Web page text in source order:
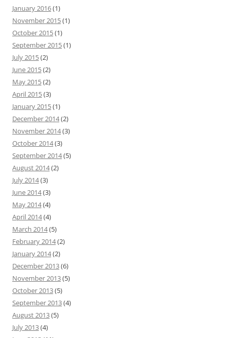
o
r
:
January 2016(1)
November 2015(1)
October 2015(1)
September 2015(1)
July 2015(2)
June 2015(2)
May 2015(2)
April 2015(3)
January 2015(1)
December 2014(2)
November 2014(3)
October 2014(3)
September 2014(5)
August 2014(2)
July 2014(3)
June 2014(3)
May 2014(4)
April 2014(4)
March 2014(5)
February 2014(2)
January 2014(2)
December 2013(6)
November 2013(5)
October 2013(5)
September 2013(4)
August 2013(5)
July 2013(4)